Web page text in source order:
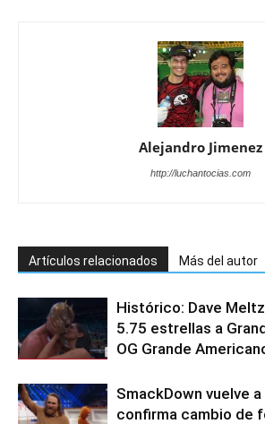
Alejandro Jimenez
http://luchantocias.com
Artículos relacionados Más del autor
Histórico: Dave
5.75 estrellas a
OG Grande
SmackDown vuelve a
confirma cambio de